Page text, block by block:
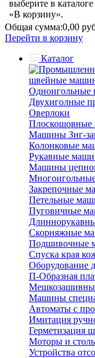
выберите в
«В корзину».
Общая сумма:0,00
Перейти в корзину
Каталог
швейные
Одноигольные
Двухиголные
Оверлоки
Машины Зиг-
Колонковые
Рукавные
Машины
Закрепочные
Петельные
Пуговичные
Скорняжные
Подшивочные
Спуска края
Оборудование
П-Образная
Машины
Автоматы с
Имитация
Герметизация
Моторы и
Устройства